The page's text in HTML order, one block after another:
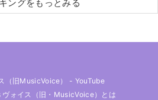
ングをもっとみる
旧MusicVoice） - YouTube
ヴォイス（旧・MusicVoice）とは